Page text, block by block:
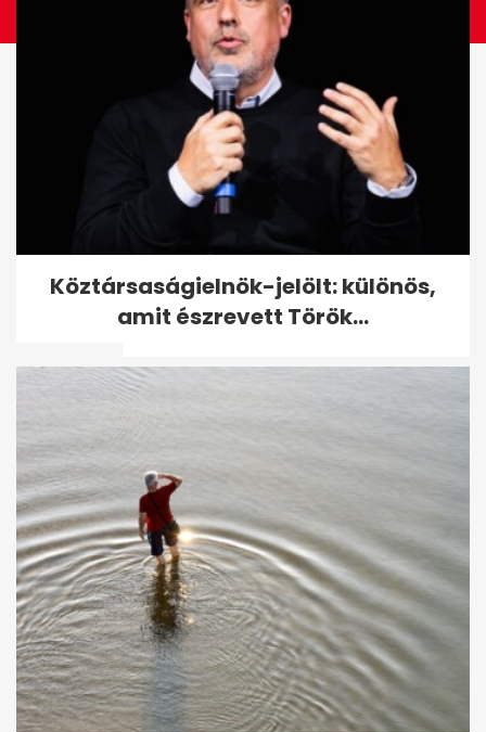
Károly király elmondta: egy
lavinánál hajszálon múlt az
élete
Rövid enyhülés után újra
Köztársaságielnök-jelölt: különös,
amit észrevett Török...